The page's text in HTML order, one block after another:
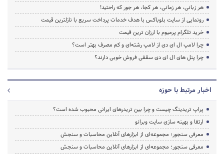
هر زبانی، هر زمانی، هر کجا، هر جور که راحتید!
رونمایی از سایت بلوباکس با هدف خدمات پرداخت سریع با نازلترین قیمت
خرید تلگرام پرمیوم با ارزان ترین قیمت
چرا لامپ ال ای دی از لامپ رشته‌ای و کم مصرف بهتر است؟
چرا پنل های ال ای دی سقفی فروش خوبی دارند؟
اخبار مرتبط با حوزه
پراپ تریدینگ چیست و چرا بین تریدرهای ایرانی محبوب شده است؟
ارتقا و بهینه سازی سایت وبرانو
معرفی سنجور؛ مجموعه‌ای از ابزارهای آنلاین محاسبات و سنجش
معرفی سنجور؛ مجموعه‌ای از ابزارهای آنلاین محاسبات و سنجش